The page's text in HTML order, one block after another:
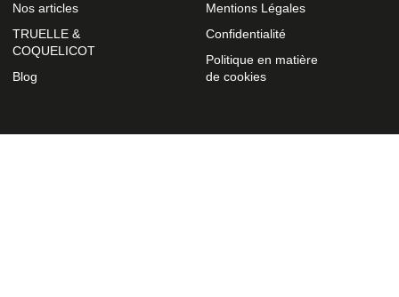
Nos articles
TRUELLE &
COQUELICOT
Blog
Mentions Légales
Confidentialité
Politique en matière
de cookies